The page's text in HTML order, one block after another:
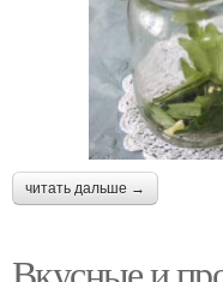
читать дальше →